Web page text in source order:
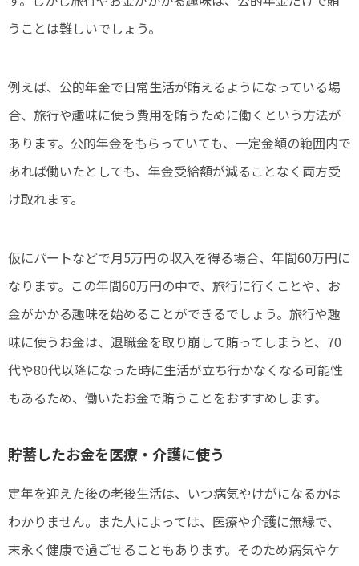
うことは難しいでしょう。
例えば、公的年金で日常生活が賄えるようになっている場
合、旅行や趣味に使う費用を賄うために働くという方法が
あります。公的年金をもらっていても、一定金額の範囲内で
あれば働いたとしても、年金受給額が減ることなく両方受
け取れます。
仮にパートなどで月5万円の収入を得る場合、年間60万円に
なります。この年間60万円の中で、旅行に行くことや、お
金がかかる趣味を始めることができるでしょう。旅行や趣
味に使うお金は、退職金を取り崩して賄ってしまうと、70
代や80代以降になった時に生活が立ち行かなくなる可能性
もあるため、働いたお金で賄うことをおすすめします。
貯蓄したお金を医療・介護に使う
定年を迎えた後の老後生活は、いつ病気やけがになるかは
わかりません。また人によっては、医療や介護に無縁で、
末永く健康で過ごせることもあります。そのため病気やケ